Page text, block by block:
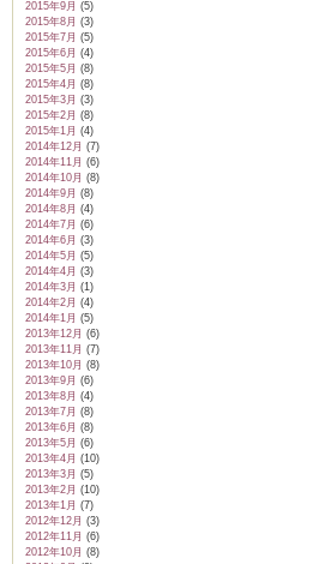
2015年9月 (5)
2015年8月 (3)
2015年7月 (5)
2015年6月 (4)
2015年5月 (8)
2015年4月 (8)
2015年3月 (3)
2015年2月 (8)
2015年1月 (4)
2014年12月 (7)
2014年11月 (6)
2014年10月 (8)
2014年9月 (8)
2014年8月 (4)
2014年7月 (6)
2014年6月 (3)
2014年5月 (5)
2014年4月 (3)
2014年3月 (1)
2014年2月 (4)
2014年1月 (5)
2013年12月 (6)
2013年11月 (7)
2013年10月 (8)
2013年9月 (6)
2013年8月 (4)
2013年7月 (8)
2013年6月 (8)
2013年5月 (6)
2013年4月 (10)
2013年3月 (5)
2013年2月 (10)
2013年1月 (7)
2012年12月 (3)
2012年11月 (6)
2012年10月 (8)